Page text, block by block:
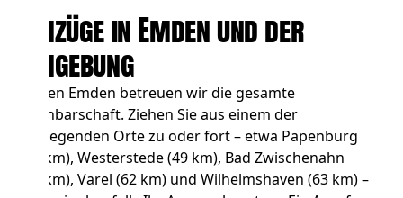
Umzüge in Emden und der
Umgebung
Neben Emden betreuen wir die gesamte
Nachbarschaft. Ziehen Sie aus einem der
umliegenden Orte zu oder fort – etwa Papenburg
(35 km),Westerstede(49 km), Bad Zwischenahn
(57 km),Varel (62 km) undWilhelmshaven (63 km) –